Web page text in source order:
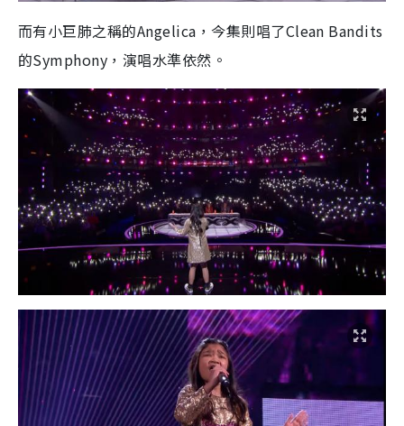
而有小巨肺之稱的Angelica，今集則唱了Clean Bandits
的Symphony，演唱水準依然。